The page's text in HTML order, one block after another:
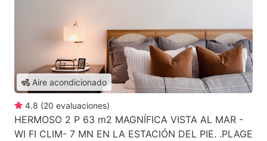
Aire acondicionado
4.8 (20 evaluaciones)
HERMOSO 2 P 63 m2 MAGNÍFICA VISTA AL MAR -
WI FI CLIM- 7 MN EN LA ESTACIÓN DEL PIE. .PLAGE